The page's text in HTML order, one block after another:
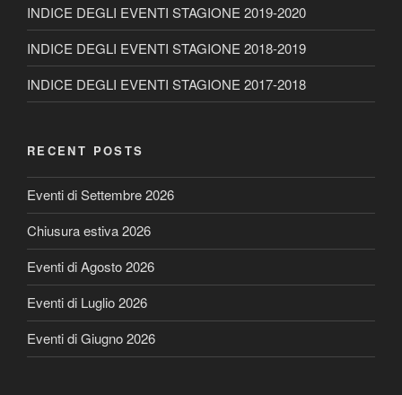
INDICE DEGLI EVENTI STAGIONE 2019-2020
INDICE DEGLI EVENTI STAGIONE 2018-2019
INDICE DEGLI EVENTI STAGIONE 2017-2018
RECENT POSTS
Eventi di Settembre 2026
Chiusura estiva 2026
Eventi di Agosto 2026
Eventi di Luglio 2026
Eventi di Giugno 2026